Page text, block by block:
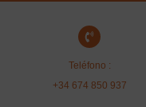
Teléfono :
+34 674 850 937